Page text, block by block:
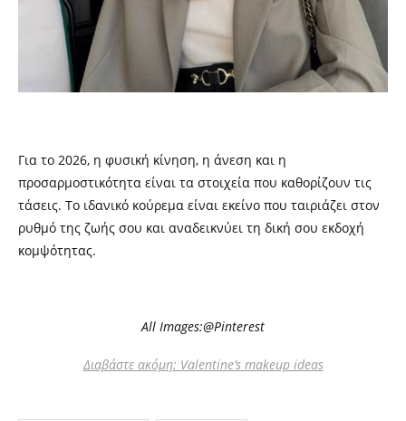
Για το 2026, η φυσική κίνηση, η άνεση και η
προσαρμοστικότητα είναι τα στοιχεία που καθορίζουν τις
τάσεις. Το ιδανικό κούρεμα είναι εκείνο που ταιριάζει στον
ρυθμό της ζωής σου και αναδεικνύει τη δική σου εκδοχή
κομψότητας.
All Images:@Pinterest
Διαβάστε ακόμη: Valentine’s makeup ideas